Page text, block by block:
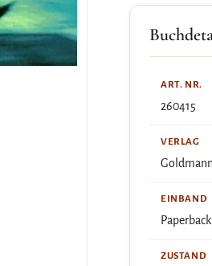
ART. NR.
260415
VERLAG
Goldmann
EINBAND
Paperback
ZUSTAND